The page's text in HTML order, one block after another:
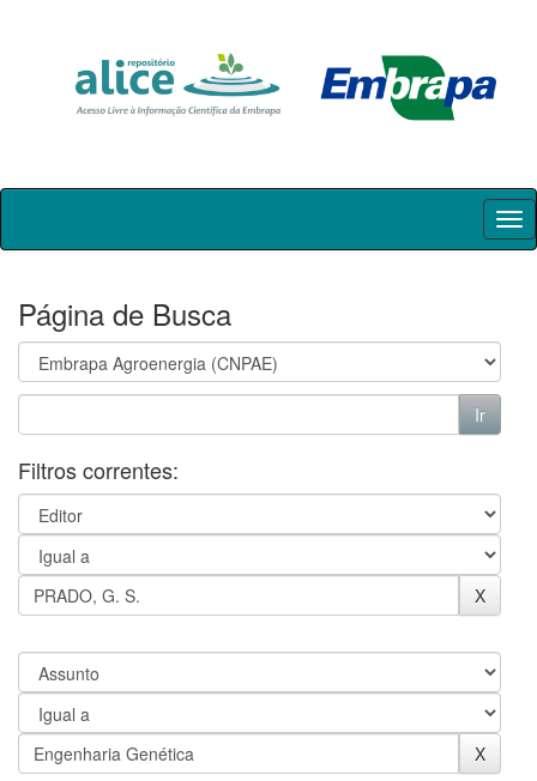
Skip
Página de Busca
Filtros correntes: